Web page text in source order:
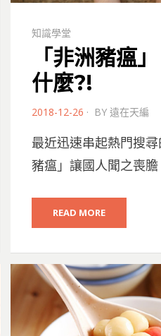
知識學堂
「非洲豬瘟
什麼?!
POSTED
2018-12-26 BY 遠在天編
最近迅速串起熱門搜
豬瘟」讓國人聞之喪
READ MORE